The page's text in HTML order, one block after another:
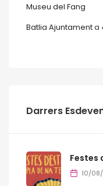
Museu del Fang
Batlia Ajuntamenta
Darrers
Festes
10/